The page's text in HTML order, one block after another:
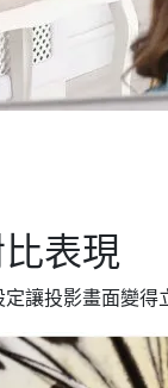
表現
定讓投影畫面變得